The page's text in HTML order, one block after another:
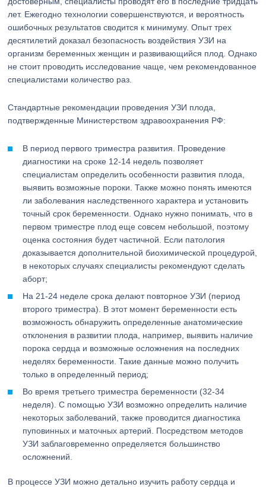
лет. Ежегодно технологии совершенствуются, и вероятность
ошибочных результатов сводится к минимуму. Опыт трех
десятилетий доказал безопасность воздействия УЗИ на
организм беременных женщин и развивающийся плод. Однако
не стоит проводить исследование чаще, чем рекомендованное
специалистами количество раз.
Стандартные рекомендации проведения УЗИ плода,
подтвержденные Министерством здравоохранения РФ:
В период первого триместра развития. Проведение
диагностики на сроке 12-14 недель позволяет
специалистам определить особенности развития плода,
выявить возможные пороки. Также можно понять имеются
ли заболевания наследственного характера и установить
точный срок беременности. Однако нужно понимать, что в
первом триместре плод еще совсем небольшой, поэтому
оценка состояния будет частичной. Если патология
доказывается дополнительной биохимической процедурой,
в некоторых случаях специалисты рекомендуют сделать
аборт;
На 21-24 неделе срока делают повторное УЗИ (период
второго триместра). В этот момент беременности есть
возможность обнаружить определенные анатомические
отклонения в развитии плода, например, выявить наличие
порока сердца и возможные осложнения на последних
неделях беременности. Такие данные можно получить
только в определенный период;
Во время третьего триместра беременности (32-34
неделя). С помощью УЗИ возможно определить наличие
некоторых заболеваний, также проводится диагностика
пуповинных и маточных артерий. Посредством методов
УЗИ заблаговременно определяется большинство
осложнений.
В процессе УЗИ можно детально изучить работу сердца и